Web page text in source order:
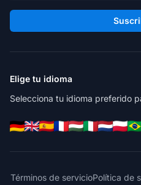
Elige tu idioma
Selecciona tu idioma preferido
Términos de servicioPolítica de